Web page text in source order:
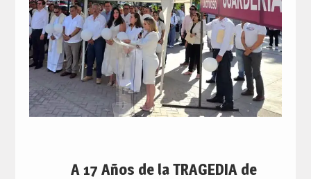
A 17 Años de la TRAGEDIA de